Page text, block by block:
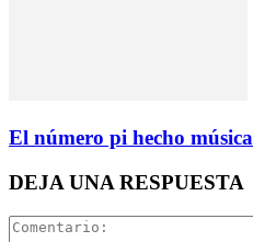
El número pi hecho música
DEJA UNA RESPUESTA